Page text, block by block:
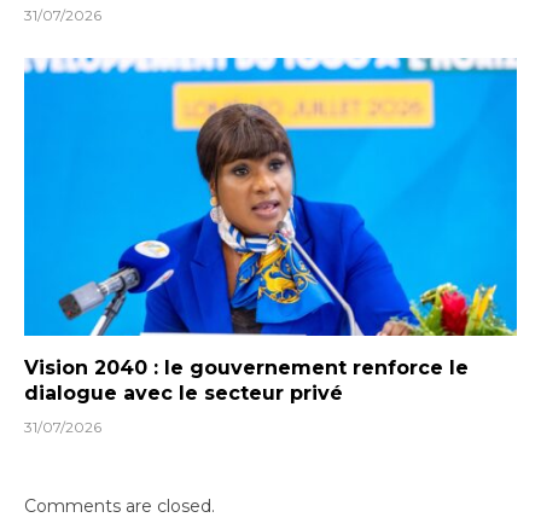
31/07/2026
Vision 2040 : le gouvernement renforce le
dialogue avec le secteur privé
31/07/2026
Comments are closed.